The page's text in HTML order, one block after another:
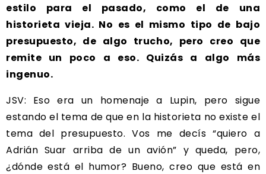
estilo para el pasado, como el de una
historieta vieja. No es el mismo tipo de bajo
presupuesto, de algo trucho, pero creo que
remite un poco a eso. Quizás a algo más
ingenuo.
JSV: Eso era un homenaje a Lupin, pero sigue
estando el tema de que en la historieta no existe el
tema del presupuesto. Vos me decís “quiero a
Adrián Suar arriba de un avión” y queda, pero,
¿dónde está el humor? Bueno, creo que está en